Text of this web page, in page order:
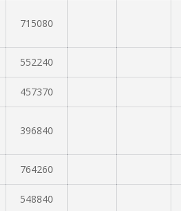
715080
552240
457370
396840
764260
548840